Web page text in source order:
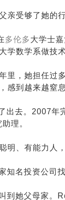
亲受够了她的
多伦多 大学士
学数学系做技
里，她担任过
感到越来越窒
出去。2007年
理。
明、有能力人
知名投资公司
到她父母家。